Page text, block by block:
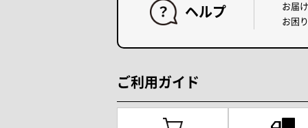
ヘルプ
お届
お困
ご利用ガイド